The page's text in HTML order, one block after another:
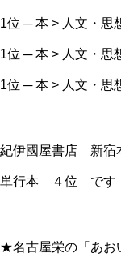
1位 ─ 本 > 人文・思
1位 ─ 本 > 人文・思
1位 ─ 本 > 人文・思
紀伊國屋書店 新宿
単行本 ４位 です
★名古屋栄の「あお